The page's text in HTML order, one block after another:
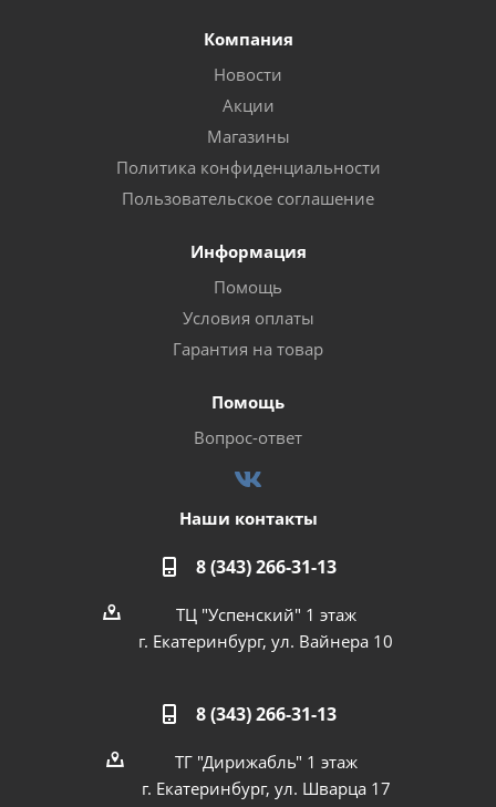
Компания
Новости
Акции
Магазины
Политика конфиденциальности
Пользовательское соглашение
Информация
Помощь
Условия оплаты
Гарантия на товар
Помощь
Вопрос-ответ
Наши контакты
8 (343) 266-31-13
ТЦ "Успенский" 1 этаж
г. Екатеринбург, ул. Вайнера 10
8 (343) 266-31-13
ТГ "Дирижабль" 1 этаж
г. Екатеринбург, ул. Шварца 17